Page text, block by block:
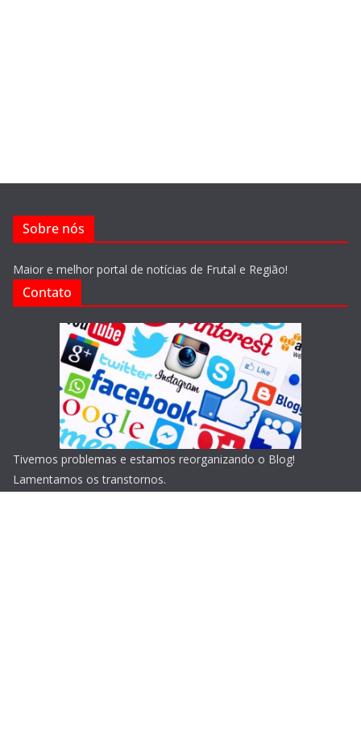
Sobre nós
Maior e melhor portal de notícias de Frutal e Região!
Contato
Tivemos problemas e estamos reorganizando o Blog!
Lamentamos os transtornos.